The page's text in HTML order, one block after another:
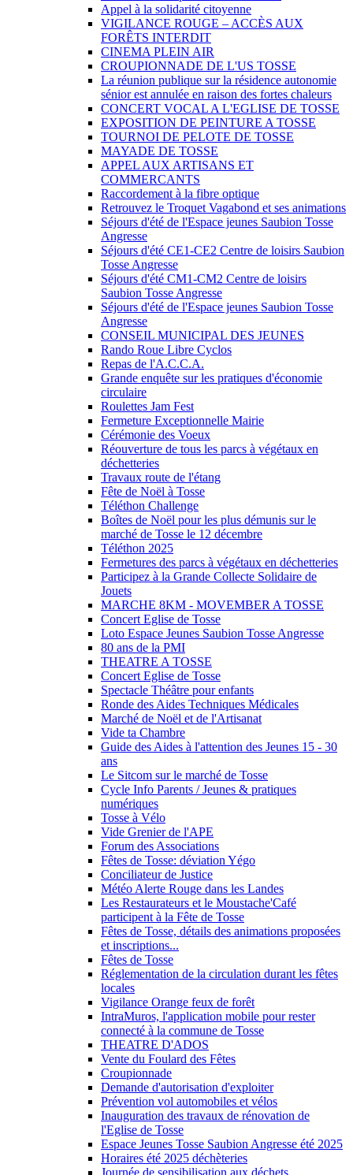
Appel à la solidarité citoyenne
VIGILANCE ROUGE – ACCÈS AUX
FORÊTS INTERDIT
CINEMA PLEIN AIR
CROUPIONNADE DE L'US TOSSE
La réunion publique sur la résidence autonomie
sénior est annulée en raison des fortes chaleurs
CONCERT VOCAL A L'EGLISE DE TOSSE
EXPOSITION DE PEINTURE A TOSSE
TOURNOI DE PELOTE DE TOSSE
MAYADE DE TOSSE
APPEL AUX ARTISANS ET
COMMERCANTS
Raccordement à la fibre optique
Retrouvez le Troquet Vagabond et ses animations
Séjours d'été de l'Espace jeunes Saubion Tosse
Angresse
Séjours d'été CE1-CE2 Centre de loisirs Saubion
Tosse Angresse
Séjours d'été CM1-CM2 Centre de loisirs
Saubion Tosse Angresse
Séjours d'été de l'Espace jeunes Saubion Tosse
Angresse
CONSEIL MUNICIPAL DES JEUNES
Rando Roue Libre Cyclos
Repas de l'A.C.C.A.
Grande enquête sur les pratiques d'économie
circulaire
Roulettes Jam Fest
Fermeture Exceptionnelle Mairie
Cérémonie des Voeux
Réouverture de tous les parcs à végétaux en
déchetteries
Travaux route de l'étang
Fête de Noël à Tosse
Téléthon Challenge
Boîtes de Noël pour les plus démunis sur le
marché de Tosse le 12 décembre
Téléthon 2025
Fermetures des parcs à végétaux en déchetteries
Participez à la Grande Collecte Solidaire de
Jouets
MARCHE 8KM - MOVEMBER A TOSSE
Concert Eglise de Tosse
Loto Espace Jeunes Saubion Tosse Angresse
80 ans de la PMI
THEATRE A TOSSE
Concert Eglise de Tosse
Spectacle Théâtre pour enfants
Ronde des Aides Techniques Médicales
Marché de Noël et de l'Artisanat
Vide ta Chambre
Guide des Aides à l'attention des Jeunes 15 - 30
ans
Le Sitcom sur le marché de Tosse
Cycle Info Parents / Jeunes & pratiques
numériques
Tosse à Vélo
Vide Grenier de l'APE
Forum des Associations
Fêtes de Tosse: déviation Yégo
Conciliateur de Justice
Météo Alerte Rouge dans les Landes
Les Restaurateurs et le Moustache'Café
participent à la Fête de Tosse
Fêtes de Tosse, détails des animations proposées
et inscriptions...
Fêtes de Tosse
Réglementation de la circulation durant les fêtes
locales
Vigilance Orange feux de forêt
IntraMuros, l'application mobile pour rester
connecté à la commune de Tosse
THEATRE D'ADOS
Vente du Foulard des Fêtes
Croupionnade
Demande d'autorisation d'exploiter
Prévention vol automobiles et vélos
Inauguration des travaux de rénovation de
l'Eglise de Tosse
Espace Jeunes Tosse Saubion Angresse été 2025
Horaires été 2025 déchèteries
Journée de sensibilisation aux déchets